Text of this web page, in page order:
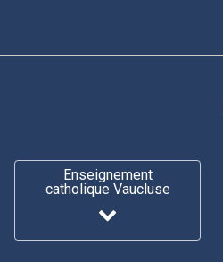
Enseignement
catholique Vaucluse